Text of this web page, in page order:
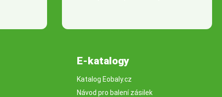
E-katalogy
Katalog Eobaly.cz
Návod pro balení zásilek